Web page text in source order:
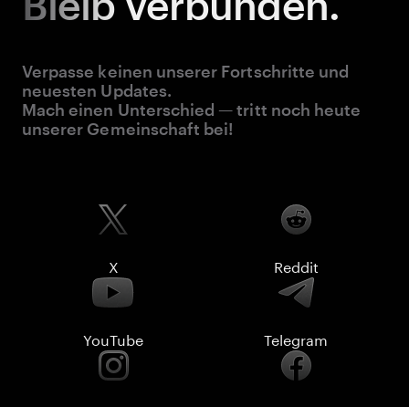
Verpasse keinen unserer Fortschritte und
neuesten Updates.
Mach einen Unterschied — tritt noch heute
unserer Gemeinschaft bei!
X Reddit
YouTube Telegram